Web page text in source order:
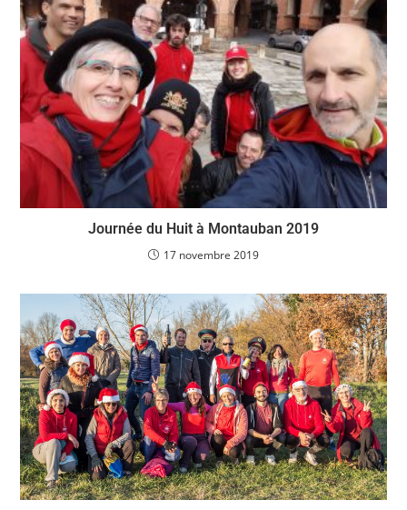
Journée du Huit à Montauban 2019
17 novembre 2019